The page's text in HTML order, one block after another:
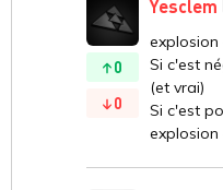
0
0
Yesclem
explosion
Si c'est
(et vrai)
Si c'est